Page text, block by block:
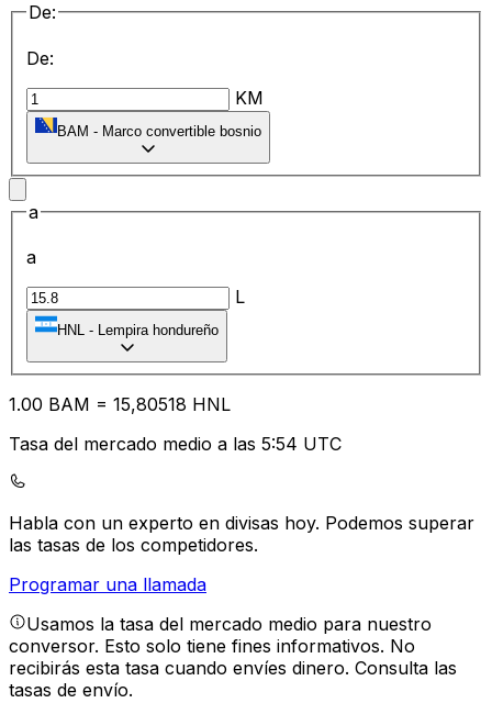
De:
De:
KM
BAM - Marco convertible bosnio
a
a
L
HNL - Lempira hondureño
1.00 BAM = 15,80518 HNL
Tasa del mercado medio a las 5:54 UTC
Habla con un experto en divisas hoy. Podemos superar
las tasas de los competidores.
Programar una llamada
Usamos la tasa del mercado medio para nuestro
conversor. Esto solo tiene fines informativos. No
recibirás esta tasa cuando envíes dinero. Consulta las
tasas de envío.